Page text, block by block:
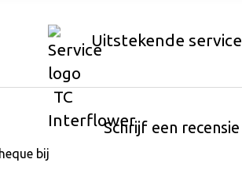
Uitstekende service
Schrijf een recensie